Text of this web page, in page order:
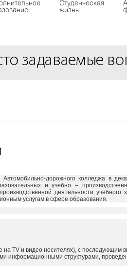
Студенческая
жизнь
задаваемые
дорожного колледжа в
и учебно –
деятельности
услугам в сфере образования.
TV и видео носителях), с последующим
информационными структурами,